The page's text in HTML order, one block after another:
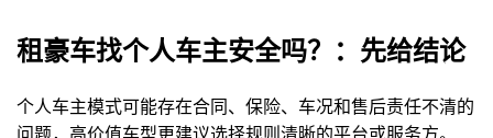
租豪车找个人车主安全吗？：先给结论
个人车主模式可能存在合同、保险、车况和售后责任不清的